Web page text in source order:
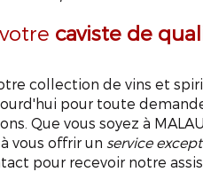
caviste de
collection de vins et
pour toute
Que vous soyez à
vous offrir un service
pour recevoir notre